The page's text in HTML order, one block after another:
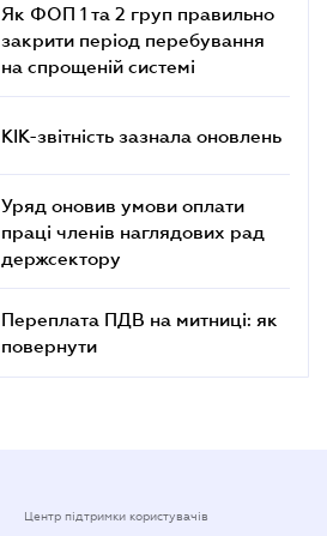
Як ФОП 1 та 2 груп правильно
закрити період перебування
на спрощеній системі
КІК-звітність зазнала оновлень
Уряд оновив умови оплати
праці членів наглядових рад
держсектору
Переплата ПДВ на митниці: як
повернути
Центр підтримки користувачів